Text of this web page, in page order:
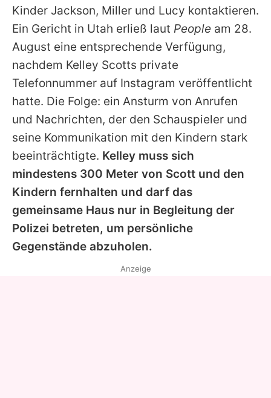
App runterladen
Team
Redaktionelle Richtlinien
Impressum
Datenschutzerklärung
Utiq verwalten
Kinder Jackson, Miller und Lucy kontaktieren.
Ein Gericht in Utah erließ laut People am 28.
August eine entsprechende Verfügung,
nachdem Kelley Scotts private
Telefonnummer auf Instagram veröffentlicht
hatte. Die Folge: ein Ansturm von Anrufen
und Nachrichten, der den Schauspieler und
seine Kommunikation mit den Kindern stark
beeinträchtigte. Kelley muss sich
mindestens 300 Meter von Scott und den
Kindern fernhalten und darf das
gemeinsame Haus nur in Begleitung der
Polizei betreten, um persönliche
Gegenstände abzuholen.
Anzeige